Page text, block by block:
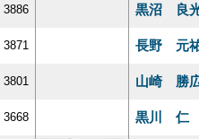
3886 黒沼 良
3871 長野 元
3801 山崎 勝
3668 黒川 仁